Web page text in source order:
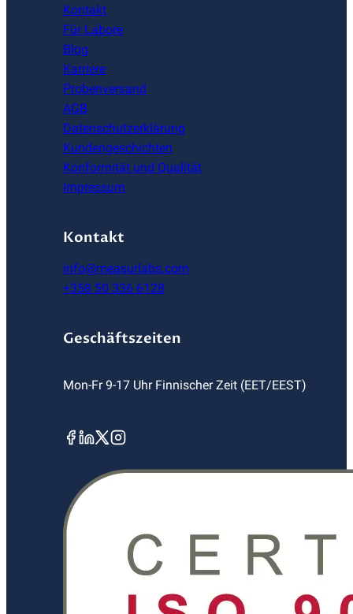
Kontakt
Für Labore
Blog
Karriere
Probenversand
AGB
Datenschutzerklärung
Kundengeschichten
Konformität und Qualität
Impressum
Kontakt
info@measurlabs.com
+358 50 336 6128
Geschäftszeiten
Mon-Fr 9-17 Uhr Finnischer Zeit (EET/EEST)